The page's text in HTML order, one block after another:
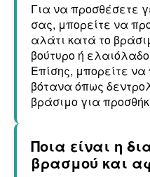
Για να προσθέσετε
σας, μπορείτε να
αλάτι κατά το
βούτυρο ή
Επίσης, μπορείτε
βότανα όπως
βράσιμο για
Ποια είναι η
βρασμού και